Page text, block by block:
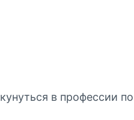
в профессии по